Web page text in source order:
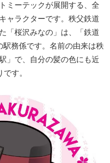
ミーテックが展開する、全
ャラクターです。秩父鉄道
「桜沢みなの」は、「鉄道
務係です。名前の由来は秩
」で、自分の髪の色にも近
す。